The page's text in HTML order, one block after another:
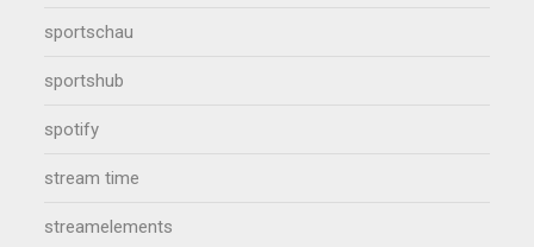
sportschau
sportshub
spotify
stream time
streamelements